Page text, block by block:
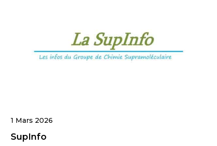
1 Mars 2026
SupInfo